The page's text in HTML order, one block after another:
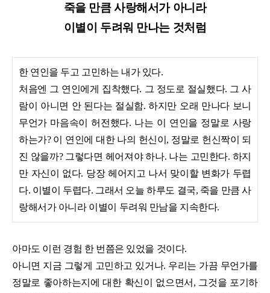
죽을 만큼 사랑해서가 아니라
이별이 두려워 만나는 것처럼
한 연인을 두고 고민하는 내가 있다.
처음엔 그 연인에게 집착했다. 그 정도로 절실했다. 그 사
람이 아니면 안 된다는 절실함. 하지만 오래 만나다 보니
무언가 마음속이 허전했다. 나는 이 연인을 정말로 사랑
하는가? 이 연인에 대한 나의 헌신이, 정말로 헌신짝이 되
진 않을까? 그렇다면 헤어져야 하나. 나는 고민한다. 하지
만 자신이 없다. 당장 헤어지고 나서 맞이할 변화가 두렵
다. 이별이 두렵다. 그래서 오늘 하루도 결국, 죽을 만큼 사
랑해서가 아니라 이별이 두려워 만남을 지속한다.
아마도 이런 경험 한 번쯤은 있었을 것이다.
아니면 지금 그렇게 고민하고 있거나. 우리는 가끔 무언가를
정말로 좋아하는지에 대한 확신이 없으면서, 그것을 포기하